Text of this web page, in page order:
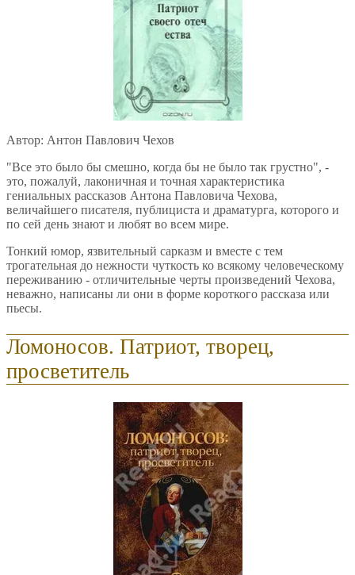
Автор: Антон Павлович Чехов
"Все это было бы смешно, когда бы не было так грустно", -
это, пожалуй, лаконичная и точная характеристика
гениальных рассказов Антона Павловича Чехова,
величайшего писателя, публициста и драматурга, которого и
по сей день знают и любят во всем мире.
Тонкий юмор, язвительный сарказм и вместе с тем
трогательная до нежности чуткость ко всякому человеческому
переживанию - отличительные черты произведений Чехова,
неважно, написаны ли они в форме короткого рассказа или
пьесы.
Ломоносов. Патриот, творец,
просветитель